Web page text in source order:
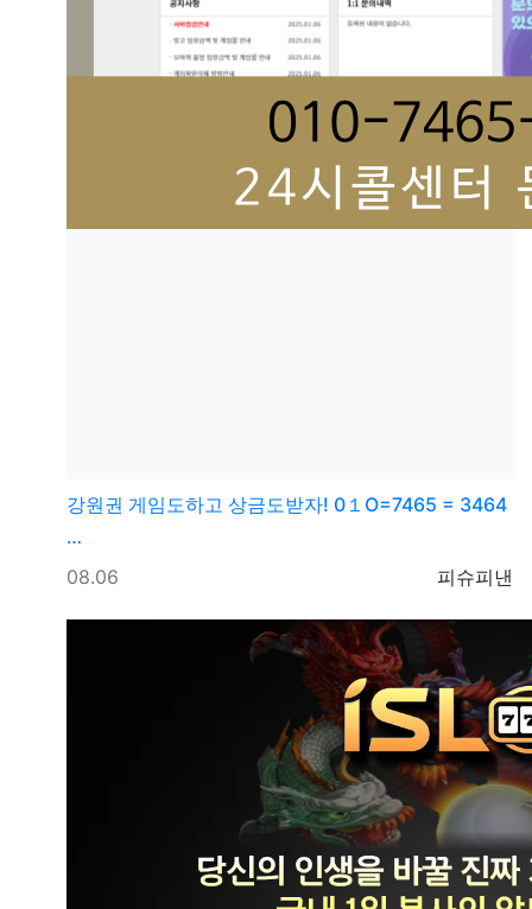
강원권 게임도하고 상금도받자! 0１O=7465 = 3464
…
등록자
피슈피낸
등록일
08.06